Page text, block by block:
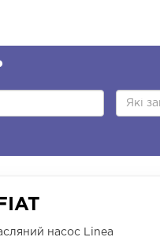
насос Linea